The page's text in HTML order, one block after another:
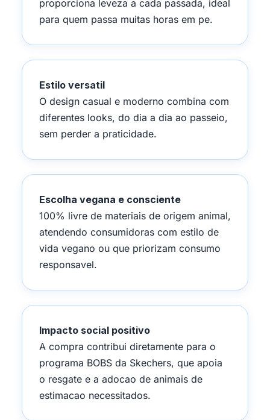
proporciona leveza a cada passada, ideal
para quem passa muitas horas em pe.
Estilo versatil
O design casual e moderno combina com
diferentes looks, do dia a dia ao passeio,
sem perder a praticidade.
Escolha vegana e consciente
100% livre de materiais de origem animal,
atendendo consumidoras com estilo de
vida vegano ou que priorizam consumo
responsavel.
Impacto social positivo
A compra contribui diretamente para o
programa BOBS da Skechers, que apoia
o resgate e a adocao de animais de
estimacao necessitados.